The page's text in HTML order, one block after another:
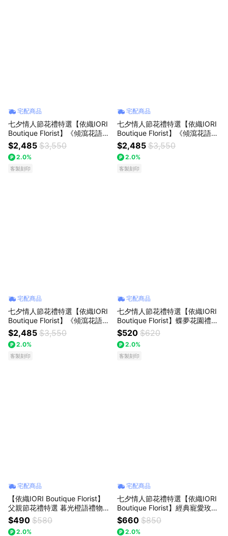
宅配商品
七夕情人節花禮特選【依織IORI
Boutique Florist】《傾瀉花語》
永生花懸浮咖啡杯 周年紀念 生
日 熱銷款 全台配送!!!
$2,485 $3,550
2.0%
客製刻印
宅配商品
七夕情人節花禮特選【依織IORI
Boutique Florist】《傾瀉花語》
永生花懸浮咖啡杯 周年紀念 生
日 熱銷款 全台配送!!!
$2,485 $3,550
2.0%
客製刻印
宅配商品
七夕情人節花禮特選【依織IORI
Boutique Florist】《傾瀉花語》
永生花懸浮咖啡杯 周年紀念 生
日 熱銷款 全台配送!!!
$2,485 $3,550
2.0%
客製刻印
宅配商品
七夕情人節花禮特選【依織IORI
Boutique Florist】蝶夢花園禮盒
周年紀念 生日 熱銷款 全台配
送!!!
$520 $620
2.0%
客製刻印
宅配商品
【依織IORI Boutique Florist】
父親節花禮特選 暮光橙語禮物盒
情人節 周年紀念 生日 熱銷款 全
台配送!!!
$490 $580
2.0%
宅配商品
七夕情人節花禮特選【依織IORI
Boutique Florist】經典寵愛玫瑰
永生花束 告白 情人節 周年紀念
生日 熱銷款 全台配送!!!
$660 $850
2.0%